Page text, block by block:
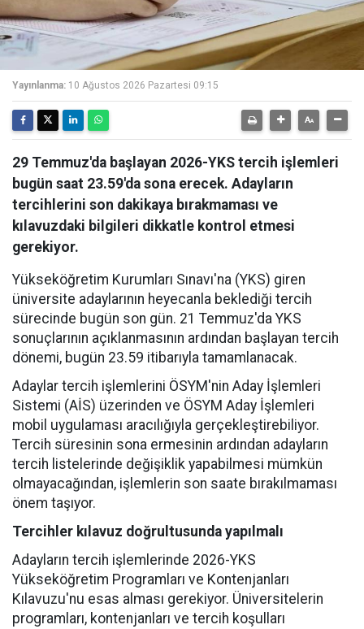
Yayınlanma: 10 Ağustos 2026 Pazartesi 09:15
29 Temmuz'da başlayan 2026-YKS tercih işlemleri
bugün saat 23.59'da sona erecek. Adayların
tercihlerini son dakikaya bırakmaması ve
kılavuzdaki bilgileri dikkatle kontrol etmesi
gerekiyor.
Yükseköğretim Kurumları Sınavı'na (YKS) giren
üniversite adaylarının heyecanla beklediği tercih
sürecinde bugün son gün. 21 Temmuz'da YKS
sonuçlarının açıklanmasının ardından başlayan tercih
dönemi, bugün 23.59 itibarıyla tamamlanacak.
Adaylar tercih işlemlerini ÖSYM'nin Aday İşlemleri
Sistemi (AİS) üzerinden ve ÖSYM Aday İşlemleri
mobil uygulaması aracılığıyla gerçekleştirebiliyor.
Tercih süresinin sona ermesinin ardından adayların
tercih listelerinde değişiklik yapabilmesi mümkün
olmayacağından, işlemlerin son saate bırakılmaması
önem taşıyor.
Tercihler kılavuz doğrultusunda yapılmalı
Adayların tercih işlemlerinde 2026-YKS
Yükseköğretim Programları ve Kontenjanları
Kılavuzu'nu esas alması gerekiyor. Üniversitelerin
programları, kontenjanları ve tercih koşulları